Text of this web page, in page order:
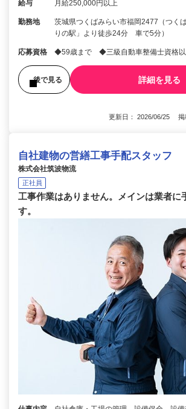
給与 月給250,000円以上
勤務地
茨城県つくばみらい市福岡2477（つく
りの駅」より徒歩24分 車で5分）
応募資格 ◆59歳まで ◆三級自動車整備士資格
後で見る 詳細を見る
更新日： 2026/06/25 掲
自社建物の営繕工事手配スタッフ
株式会社筑波物流
正社員
工事作業はありません。メインは業者に
す。